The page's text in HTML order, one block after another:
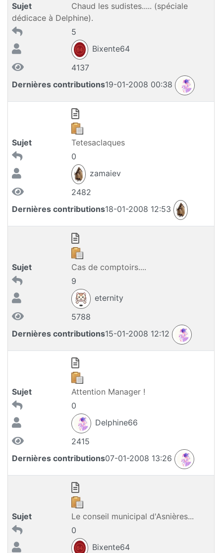
Sujet
Chaud les sudistes..... (spéciale
dédicace à Delphine).
5
Bixente64
4137
Dernières contributions19-01-2008 00:38
Sujet
Tetesaclaques
0
zamaiev
2482
Dernières contributions18-01-2008 12:53
Sujet
Cas de comptoirs....
9
eternity
5788
Dernières contributions15-01-2008 12:12
Sujet
Attention Manager !
0
Delphine66
2415
Dernières contributions07-01-2008 13:26
Sujet
Le conseil municipal d'Asnières...
0
Bixente64